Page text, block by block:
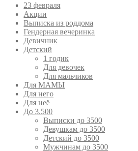
23 февраля
Акции
Выписка из роддома
Гендерная вечеринка
Девичник
Детский
1 годик
Для девочек
Для мальчиков
Для МАМЫ
Для него
Для неё
До 3.500
Выписки до 3500
Девушкам до 3500
Детский до 3500
Мужчинам до 3500